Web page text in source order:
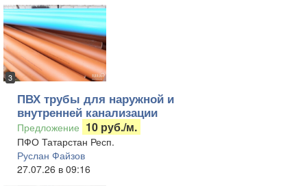
3
ПВХ трубы для наружной и
внутренней канализации
Предложение 10 руб./м.
ПФО Татарстан Респ.
Руслан Файзов
27.07.26 в 09:16